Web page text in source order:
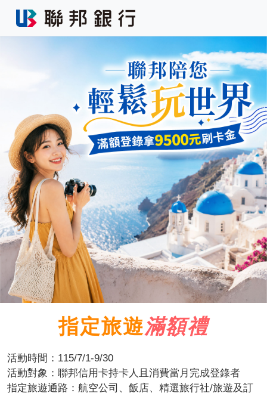
指定旅遊滿額禮
活動時間：115/7/1-9/30
活動對象：聯邦信用卡持卡人且消費當月完成登錄者
指定旅遊通路：航空公司、飯店、精選旅行社/旅遊及訂